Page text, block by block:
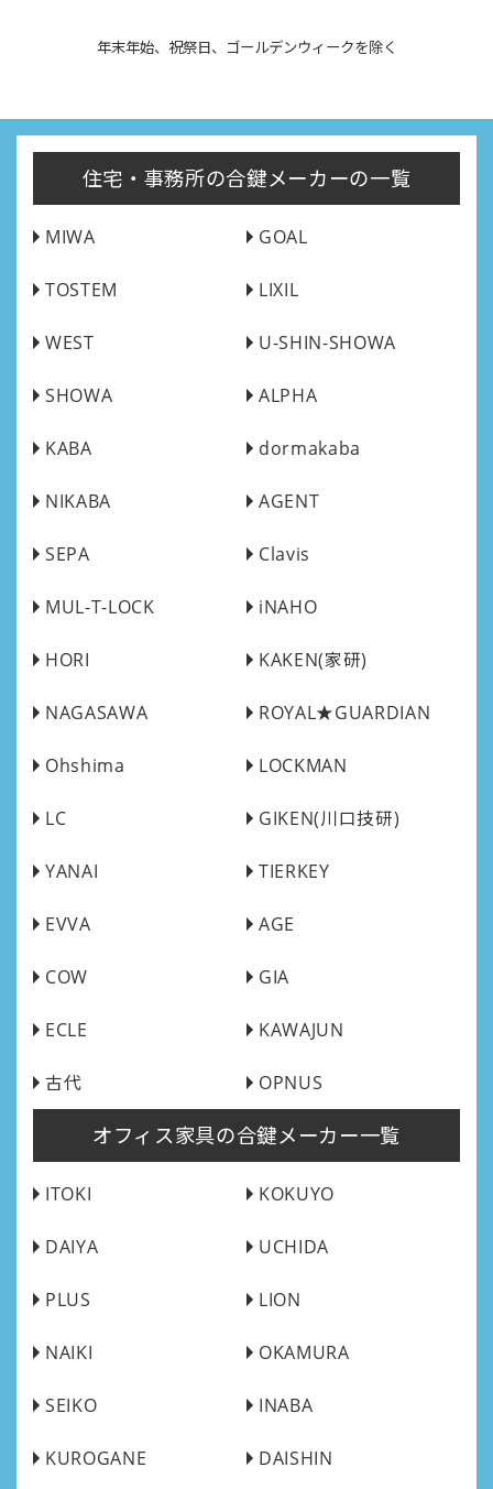
年末年始、祝祭日、ゴールデンウィークを除く
住宅・事務所の合鍵メーカーの一覧
MIWA GOAL
TOSTEM LIXIL
WEST U-SHIN-SHOWA
SHOWA ALPHA
KABA dormakaba
NIKABA AGENT
SEPA Clavis
MUL-T-LOCK iNAHO
HORI KAKEN(家研)
NAGASAWA ROYAL★GUARDIAN
Ohshima LOCKMAN
LC GIKEN(川口技研)
YANAI TIERKEY
EVVA AGE
COW GIA
ECLE KAWAJUN
古代 OPNUS
オフィス家具の合鍵メーカー一覧
ITOKI KOKUYO
DAIYA UCHIDA
PLUS LION
NAIKI OKAMURA
SEIKO INABA
KUROGANE DAISHIN